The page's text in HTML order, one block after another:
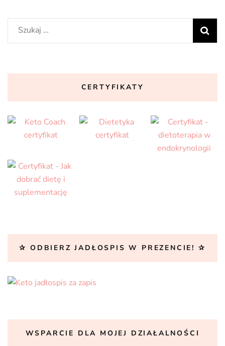
Szukaj:
CERTYFIKATY
✰ ODBIERZ JADŁOSPIS W PREZENCIE! ✰
WSPARCIE DLA MOJEJ DZIAŁALNOŚCI